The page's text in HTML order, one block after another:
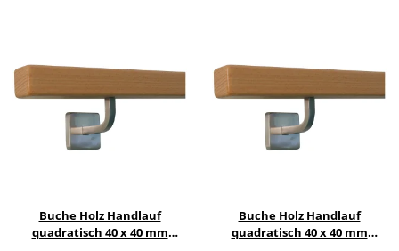
Buche Holz Handlauf
quadratisch 40 x 40 mm
Buche Holz Handlauf
quadratisch 40 x 40 mm